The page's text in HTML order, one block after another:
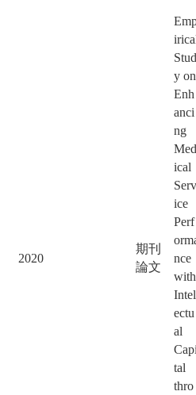
2020
期刊
論文
Stud
y on
Enh
anci
ng
Med
ical
Serv
ice
Perf
nce
with
ectu
al
Capi
tal
thro